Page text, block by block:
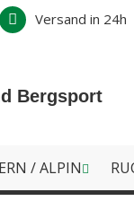
Versand in 24h
Bergsport
/ ALPIN